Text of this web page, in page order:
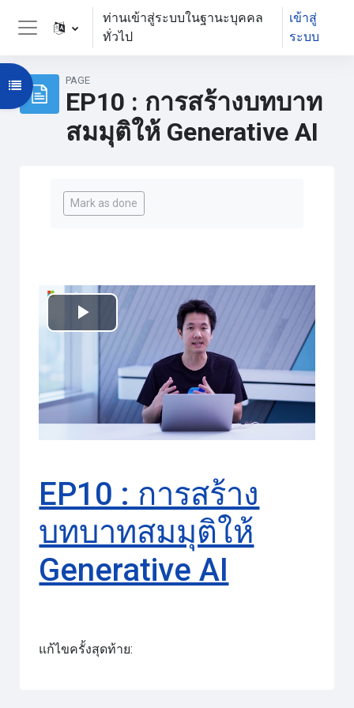
ข้ามไปที่เนื้อหาหลัก
Side panel
ท่านเข้าสู่ระบบในฐานะบุคคล
ทั่วไป
เข้าสู่
ระบบ
PAGE
EP10 : การสร้างบทบาท
สมมุติให้ Generative AI
Open course index
Mark as done
เล่น
วิดีโอ
EP10 : การสร้าง
บทบาทสมมุติให้
Generative AI
แก้ไขครั้งสุดท้าย: